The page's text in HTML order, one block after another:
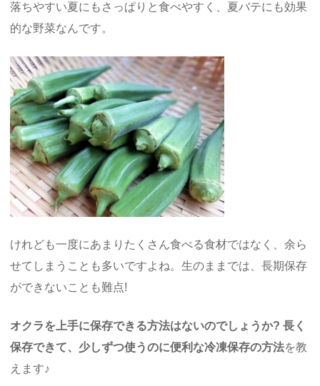
落ちやすい夏にもさっぱりと食べやすく、夏バテにも効果
的な野菜なんです。
けれども一度にあまりたくさん食べる食材ではなく、余ら
せてしまうことも多いですよね。生のままでは、長期保存
ができないことも難点!
オクラを上手に保存できる方法はないのでしょうか? 長く
保存できて、少しずつ使うのに便利な冷凍保存の方法を教
えます♪